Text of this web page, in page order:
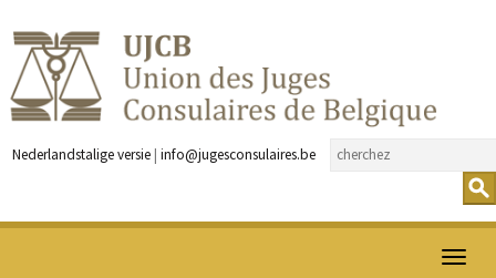
Nederlandstalige versie | info@jugesconsulaires.be
Ouvrir